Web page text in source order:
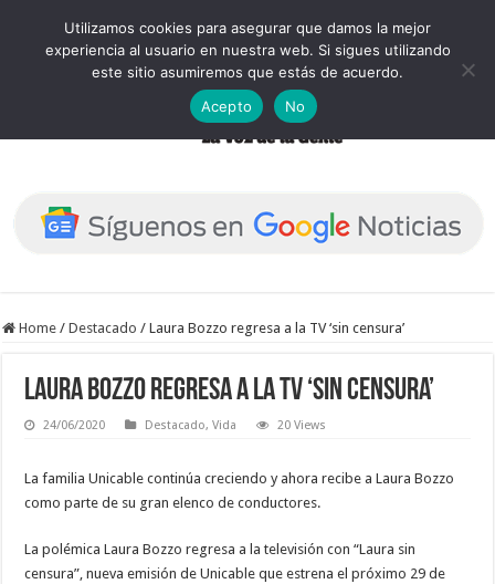
Home / Destacado / Laura Bozzo regresa a la TV ‘sin censura’
Laura Bozzo regresa a la TV ‘sin censura’
24/06/2020 Destacado,Vida 20 Views
La familia Unicable continúa creciendo y ahora recibe a Laura Bozzo
como parte de su gran elenco de conductores.
La polémica Laura Bozzo regresa a la televisión con “Laura sin
censura”, nueva emisión de Unicable que estrena el próximo 29 de
Utilizamos cookies para asegurar que damos la mejor
experiencia al usuario en nuestra web. Si sigues utilizando
este sitio asumiremos que estás de acuerdo.
Acepto
No